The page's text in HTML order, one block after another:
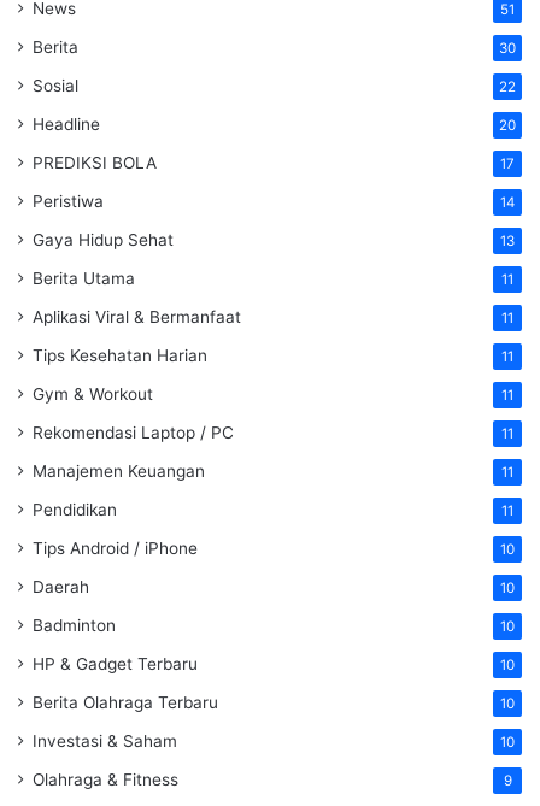
News 51
Berita 30
Sosial 22
Headline 20
PREDIKSI BOLA 17
Peristiwa 14
Gaya Hidup Sehat 13
Berita Utama 11
Aplikasi Viral & Bermanfaat 11
Tips Kesehatan Harian 11
Gym & Workout 11
Rekomendasi Laptop / PC 11
Manajemen Keuangan 11
Pendidikan 11
Tips Android / iPhone 10
Daerah 10
Badminton 10
HP & Gadget Terbaru 10
Berita Olahraga Terbaru 10
Investasi & Saham 10
Olahraga & Fitness 9